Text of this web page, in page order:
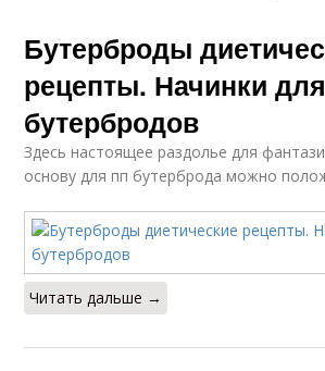
Бутерброды
рецепты. Начинки
бутербродов
Здесь настоящее раздолье для
основу для пп бутерброда можно
Читать дальше →